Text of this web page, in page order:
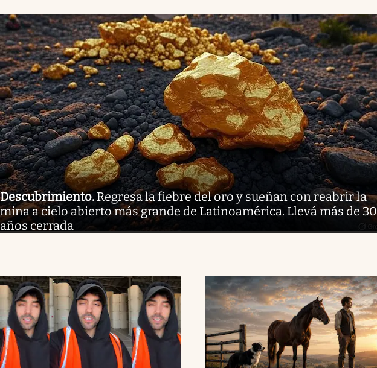
Descubrimiento. Regresa la fiebre del oro y sueñan con reabrir la
mina a cielo abierto más grande de Latinoamérica. Llevá más de 30
años cerrada